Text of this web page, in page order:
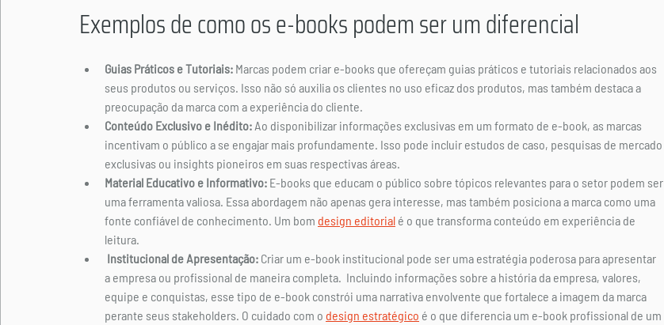
Exemplos de como os e-books podem ser um diferencial
Guias Práticos e Tutoriais: Marcas podem criar e-books que ofereçam guias práticos e tutoriais relacionados aos
seus produtos ou serviços. Isso não só auxilia os clientes no uso eficaz dos produtos, mas também destaca a
preocupação da marca com a experiência do cliente.
Conteúdo Exclusivo e Inédito: Ao disponibilizar informações exclusivas em um formato de e-book, as marcas
incentivam o público a se engajar mais profundamente. Isso pode incluir estudos de caso, pesquisas de mercado
exclusivas ou insights pioneiros em suas respectivas áreas.
Material Educativo e Informativo: E-books que educam o público sobre tópicos relevantes para o setor podem ser
uma ferramenta valiosa. Essa abordagem não apenas gera interesse, mas também posiciona a marca como uma
fonte confiável de conhecimento. Um bom design editorial é o que transforma conteúdo em experiência de
leitura.
Institucional de Apresentação: Criar um e-book institucional pode ser uma estratégia poderosa para apresentar
a empresa ou profissional de maneira completa.  Incluindo informações sobre a história da empresa, valores,
equipe e conquistas, esse tipo de e-book constrói uma narrativa envolvente que fortalece a imagem da marca
perante seus stakeholders. O cuidado com o design estratégico é o que diferencia um e-book profissional de um